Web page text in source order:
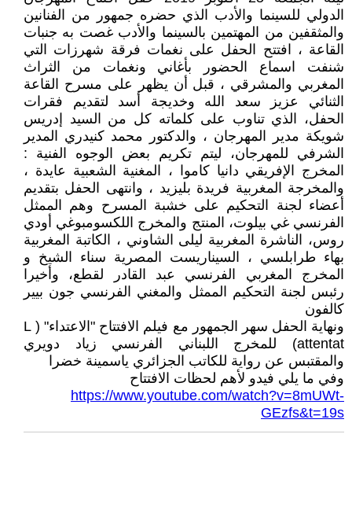
الدولي للسينما والأدب الذي حضره جمهور من الفنانين
والمثقفين من المهتمين بالسينما والأدب غصت به جنبات
القاعة ، افتتح الحفل على نغمات فرقة شهرزات التي
شنفت اسماع الحضور بأغاني ونغمات من الثراث
المغربي والمشرقي ، قبل أن يظهر على مسرح القاعة
الثنائي عزيز سعد الله وخديجة أسد لتقديم فقرات
الحفل، الذي تناوب على كلماته كل من السيد إدريس
شويكة مدير المهرجان ، والدكتور محمد كنيدري المدير
الشرفي للمهرجان، ليتم تكريم بعض الوجوه الفنية :
المخرج الإفريقي دانيا كاموا ، المغنية الشعبية عايدة ،
والمخرجة المغربية فريدة بليزيد ، وانتهى الحفل بتقديم
أعضاء لجنة التحكيم على خشبة المسرح وهم الممثل
الفرنسي غي بيلوت، المنتج والمخرج اللكسومبوغي أودي
روس، الناشرة المغربية ليلى الشاوني ، الكاتبة المغربية
بهاء طرابلسي ، السيناريست المصرية سناء الشيخ و
المخرج المغربي الفرنسي عبد القادر لقطع، وأخيرا
رئبس لجنة التحكيم الممثل والمغني الفرنسي جون بيير
كالفون
ونهاية الحفل سهر الجمهور مع فيلم الافتتاح "الاعتداء" ( L
attentat) للمخرج اللبناني الفرنسي زياد دويري
والمقتبس عن رواية للكاتب الجزائري ياسمينة خضرا
وفي ما يلي فيدو لأهم لحظات الافتتاح
https://www.youtube.com/watch?v=8mUWt-
GEzfs&t=19s